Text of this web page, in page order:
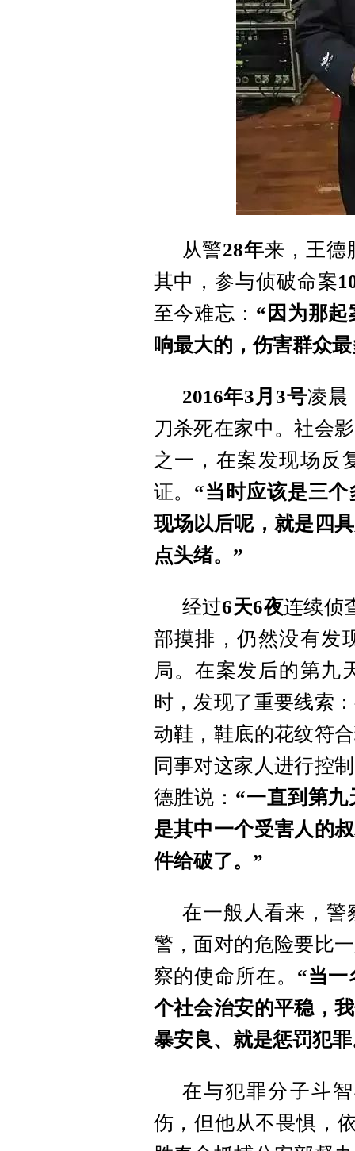
从警28年来，王德
其中，参与侦破命案
至今难忘： “因为那
响最大的，伤害群众
2016年3月3号凌晨
刀杀死在家中。社会
之一，在案发现场反
证。 “当时应该是三
现场以后呢，就是四
点头绪。”
经过6天6夜连续侦
部摸排，仍然没有发
局。在案发后的第九
时，发现了重要线索
动鞋，鞋底的花纹符
同事对这家人进行控
德胜说： “一直到第
是其中一个受害人的
件给破了。”
在一般人看来，警
警，面对的危险要比
察的使命所在。 “当一
个社会治安的平稳，
暴安良、就是惩罚犯
在与犯罪分子斗
伤，但他从不畏惧，